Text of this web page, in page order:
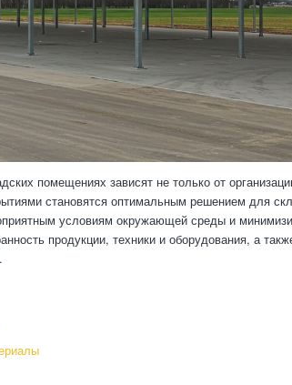
помещениях зависят не только от
становятся оптимальным решением для
условиям окружающей среды и
продукции, техники и оборудования, а